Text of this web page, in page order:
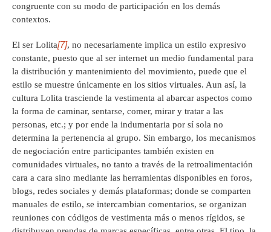
congruente con su modo de participación en los demás
contextos.
El ser Lolita[7], no necesariamente implica un estilo expresivo
constante, puesto que al ser internet un medio fundamental para
la distribución y mantenimiento del movimiento, puede que el
estilo se muestre únicamente en los sitios virtuales. Aun así, la
cultura Lolita trasciende la vestimenta al abarcar aspectos como
la forma de caminar, sentarse, comer, mirar y tratar a las
personas, etc.; y por ende la indumentaria por sí sola no
determina la pertenencia al grupo. Sin embargo, los mecanismos
de negociación entre participantes también existen en
comunidades virtuales, no tanto a través de la retroalimentación
cara a cara sino mediante las herramientas disponibles en foros,
blogs, redes sociales y demás plataformas; donde se comparten
manuales de estilo, se intercambian comentarios, se organizan
reuniones con códigos de vestimenta más o menos rígidos, se